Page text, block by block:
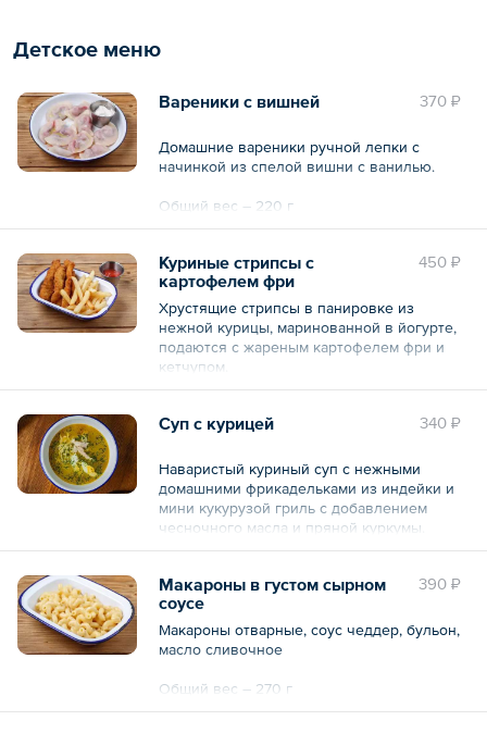
Детское меню
370 ₽
Вареники с вишней
Домашние вареники ручной лепки с
начинкой из спелой вишни с ванилью.
Общий вес – 220 г
450 ₽
Куриные стрипсы с
картофелем фри
Хрустящие стрипсы в панировке из
нежной курицы, маринованной в йогурте,
подаются с жареным картофелем фри и
кетчупом.
340 ₽
Суп с курицей
Наваристый куриный суп с нежными
домашними фрикадельками из индейки и
мини кукурузой гриль с добавлением
чесночного масла и пряной куркумы.
390 ₽
Макароны в густом сырном
соусе
Макароны отварные, соус чеддер, бульон,
масло сливочное
Общий вес – 270 г